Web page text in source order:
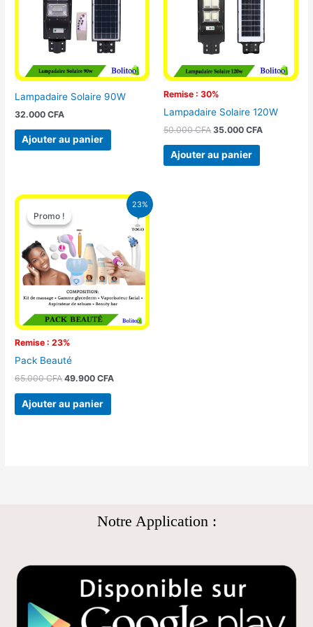
Lampadaire Solaire 90W
32.000CFA
Ajouter au panier
Remise : 30%
Lampadaire Solaire 120W
50.000CFA 35.000 CFA
Ajouter au panier
23%
Promo !
Remise : 23%
Promo !
Pack Beauté
65.000CFA
Le
prix
initial
était :
65.000 CFA.
49.900CFA
Le
prix
actuel
est :
49.900 CFA.
Ajouter au panier
Notre Application :